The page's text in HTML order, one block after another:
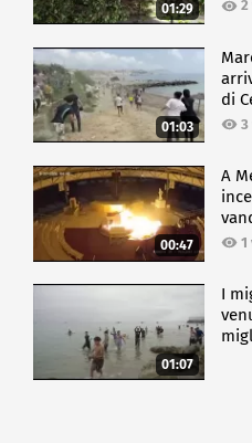
green washing, in modo da
assume un ruolo
trasmissione in tutto
CRONACA
01:29 2
01:03
di
3
00:47
A
1
01:07
I